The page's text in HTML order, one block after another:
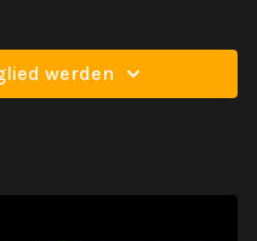
aus dem Core, der
werden